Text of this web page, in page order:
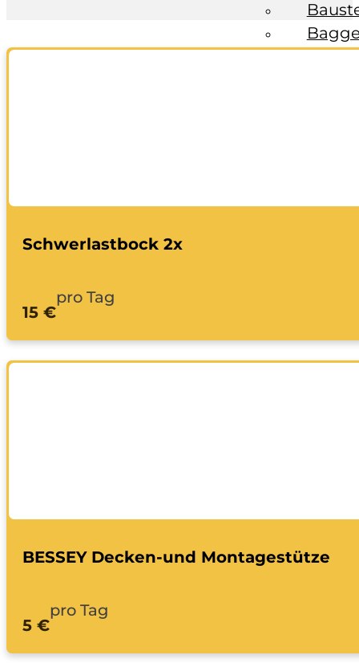
Schwerlastbock 2x
15 €
pro Tag
BESSEY Decken-und Montagestütze
5 €
pro Tag